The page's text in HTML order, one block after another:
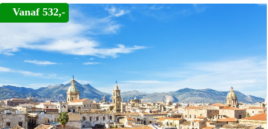
Vanaf 532,-